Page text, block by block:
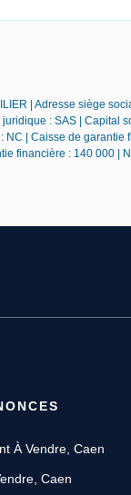
| Adresse siège
: SAS | Capital
| Caisse de garantie
financière : 140 000 |
À Vendre, Caen
Caen